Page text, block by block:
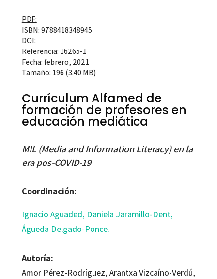
PDF:
ISBN: 9788418348945
DOI:
Referencia: 16265-1
Fecha: febrero, 2021
Tamaño: 196 (3.40 MB)
Currículum Alfamed de
formación de profesores en
educación mediática
MIL (Media and Information Literacy) en la
era pos-COVID-19
Coordinación:
Ignacio Aguaded, Daniela Jaramillo-Dent,
Águeda Delgado-Ponce.
Autoría:
Amor Pérez-Rodríguez, Arantxa Vizcaíno-Verdú,